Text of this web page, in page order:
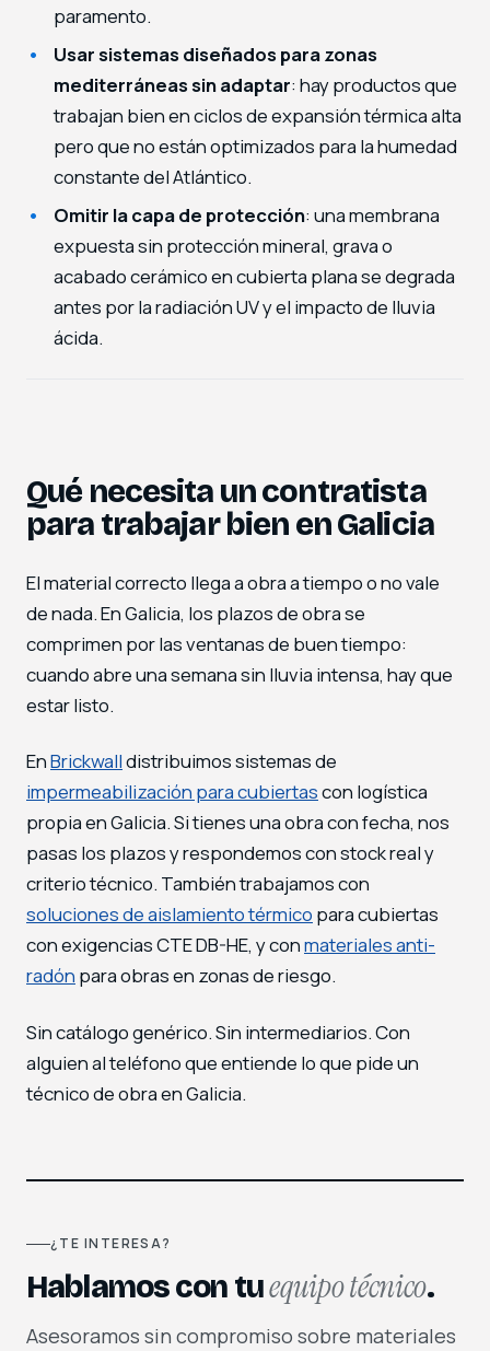
paramento.
Usar sistemas diseñados para zonas
mediterráneas sin adaptar: hay productos que
trabajan bien en ciclos de expansión térmica alta
pero que no están optimizados para la humedad
constante del Atlántico.
Omitir la capa de protección: una membrana
expuesta sin protección mineral, grava o
acabado cerámico en cubierta plana se degrada
antes por la radiación UV y el impacto de lluvia
ácida.
Qué necesita un contratista
para trabajar bien en Galicia
El material correcto llega a obra a tiempo o no vale
de nada. En Galicia, los plazos de obra se
comprimen por las ventanas de buen tiempo:
cuando abre una semana sin lluvia intensa, hay que
estar listo.
EnBrickwalldistribuimos sistemas de
impermeabilización para cubiertascon logística
propia en Galicia. Si tienes una obra con fecha, nos
pasas los plazos y respondemos con stock real y
criterio técnico. También trabajamos con
soluciones de aislamiento térmico para cubiertas
con exigencias CTE DB-HE, y conmateriales anti-
radón para obras en zonas de riesgo.
Sin catálogo genérico. Sin intermediarios. Con
alguien al teléfono que entiende lo que pide un
técnico de obra en Galicia.
¿TE INTERESA?
Hablamos con tuequipo técnico.
Asesoramos sin compromiso sobre materiales